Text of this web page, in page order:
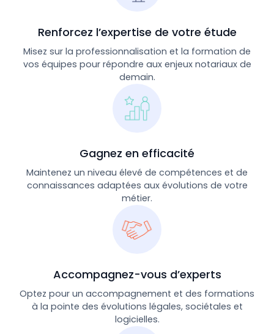
Renforcez l’expertise de votre étude
Misez sur la professionnalisation et la formation de
vos équipes pour répondre aux enjeux notariaux de
demain.
Gagnez en efficacité
Maintenez un niveau élevé de compétences et de
connaissances adaptées aux évolutions de votre
métier.
Accompagnez-vous d’experts
Optez pour un accompagnement et des formations
à la pointe des évolutions légales, sociétales et
logicielles.